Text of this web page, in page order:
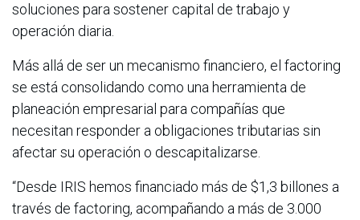
soluciones para sostener capital de trabajo y
operación diaria.
Más allá de ser un mecanismo financiero, el factoring
se está consolidando como una herramienta de
planeación empresarial para compañías que
necesitan responder a obligaciones tributarias sin
afectar su operación o descapitalizarse.
“Desde IRIS hemos financiado más de $1,3 billones a
través de factoring, acompañando a más de 3.000